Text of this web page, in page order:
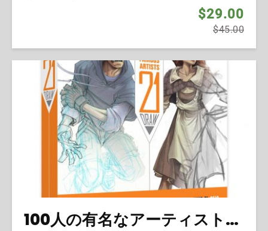
$29.00
$45.00
100人の有名なアーティストから学ぶ (2014)